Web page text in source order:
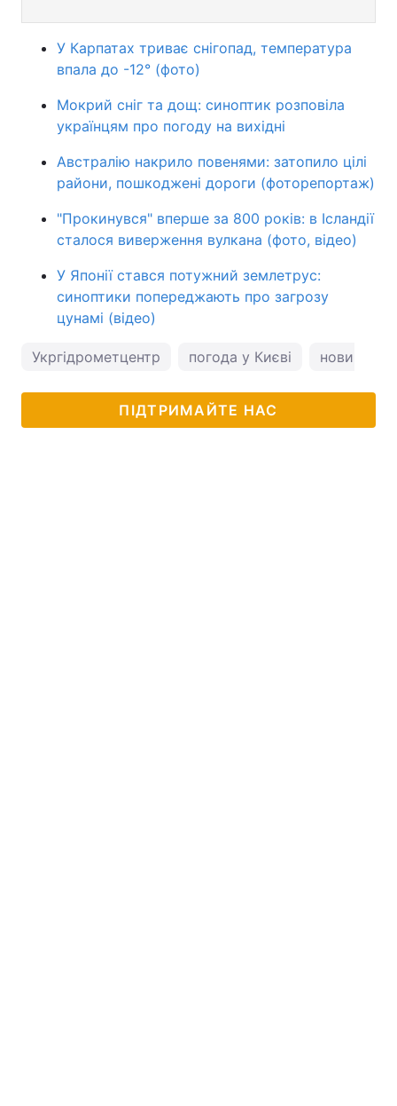
У Карпатах триває снігопад, температура
впала до -12° (фото)
Мокрий сніг та дощ: синоптик розповіла
українцям про погоду на вихідні
Австралію накрило повенями: затопило цілі
райони, пошкоджені дороги (фоторепортаж)
"Прокинувся" вперше за 800 років: в Ісландії
сталося виверження вулкана (фото, відео)
У Японії стався потужний землетрус:
синоптики попереджають про загрозу
цунамі (відео)
Укргідрометцентр погода у Києві новини
ПІДТРИМАЙТЕ НАС